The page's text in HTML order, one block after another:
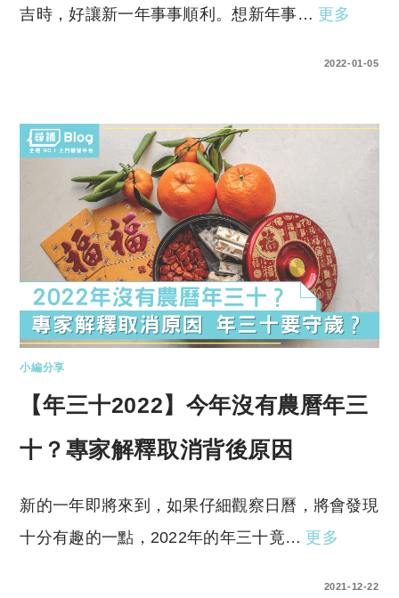
吉時，好讓新一年事事順利。想新年事… 更多
2022-01-05
小編分享
【年三十2022】今年沒有農曆年三
十？專家解釋取消背後原因
新的一年即將來到，如果仔細觀察日曆，將會發現
十分有趣的一點，2022年的年三十竟… 更多
2021-12-22